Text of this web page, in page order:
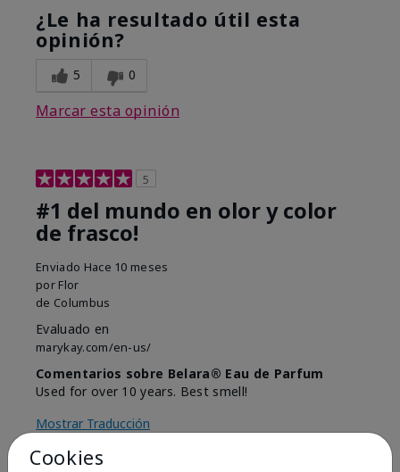
¿Le ha resultado útil esta
opinión?
5 0
Marcar esta opinión
5
#1 del mundo en olor y color
de frasco!
Enviado Hace 10 meses
por Flor
de Columbus
Evaluado en
marykay.com/en-us/
Comentarios sobre Belara® Eau de Parfum
Used for over 10 years. Best smell!
Mostrar Traducción
Conclusión
Cookies